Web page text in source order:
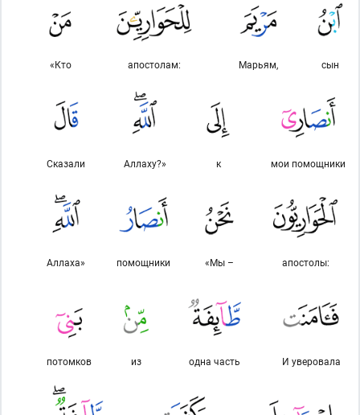
сын
Марьям,
апостолам:
«Кто
мои помощники
к
Аллаху?»
Сказали
апостолы:
«Мы –
помощники
Аллаха»
И уверовала
одна часть
из
потомков